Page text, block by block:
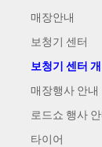
매장안내
보청기 센터
보청기 센터
매장행사 안내
로드쇼 행사
타이어